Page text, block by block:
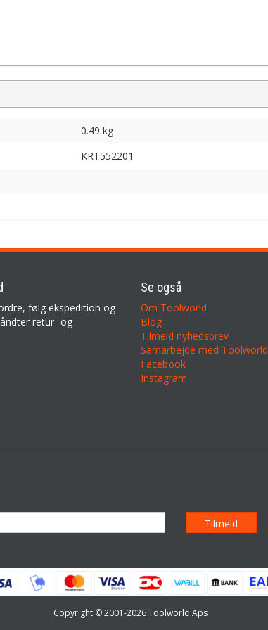
0.49 kg
KRT552201
følg ekspedition og
retur- og
Se også
Om Toolworld
Blog
Tilmeld nyhedsbrev
Samarbejde med Toolworld
Facebook
Instagram
Copyright © 2001-2026 Toolworld Aps